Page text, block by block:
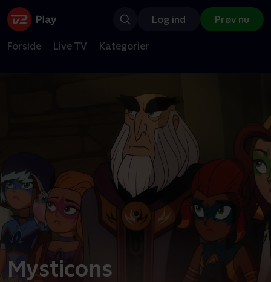
Log ind Prøv nu
Forside Live TV Kategorier
Mysticons